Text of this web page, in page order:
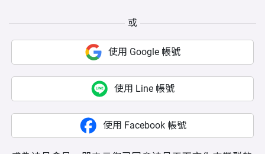
或
使用 Google 帳號
使用 Line 帳號
使用 Facebook 帳號